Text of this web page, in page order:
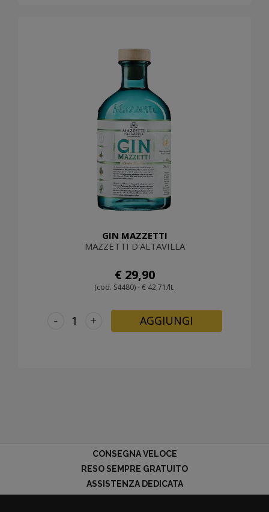
GIN MAZZETTI
MAZZETTI D'ALTAVILLA
€ 29,90
(cod. S4480) - € 42,71/lt.
+
- AGGIUNGI
CONSEGNA VELOCE
RESO SEMPRE GRATUITO
ASSISTENZA DEDICATA